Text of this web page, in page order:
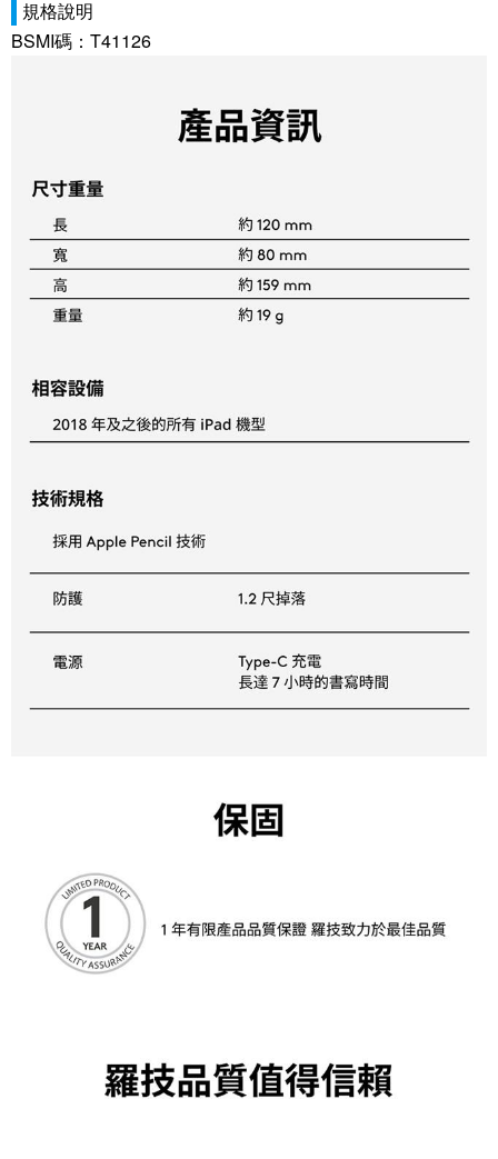
規格說明
BSMI碼：T41126